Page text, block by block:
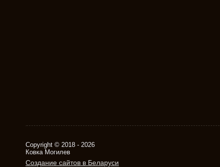
Copyright © 2018 - 2026
Ковка Могилев
Создание сайтов в Беларуси